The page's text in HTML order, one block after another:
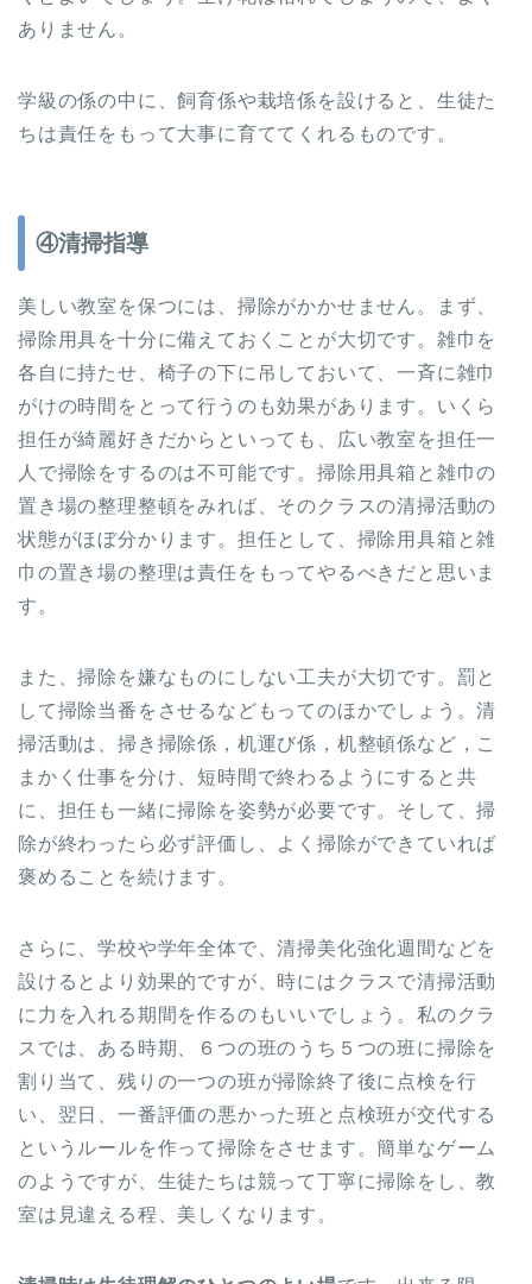
ありません。
学級の係の中に、飼育係や栽培係を設けると、生徒た
ちは責任をもって大事に育ててくれるものです。
④清掃指導
美しい教室を保つには、掃除がかかせません。まず、
掃除用具を十分に備えておくことが大切です。雑巾を
各自に持たせ、椅子の下に吊しておいて、一斉に雑巾
がけの時間をとって行うのも効果があります。いくら
担任が綺麗好きだからといっても、広い教室を担任一
人で掃除をするのは不可能です。掃除用具箱と雑巾の
置き場の整理整頓をみれば、そのクラスの清掃活動の
状態がほぼ分かります。担任として、掃除用具箱と雑
巾の置き場の整理は責任をもってやるべきだと思いま
す。
また、掃除を嫌なものにしない工夫が大切です。罰と
して掃除当番をさせるなどもってのほかでしょう。清
掃活動は、掃き掃除係，机運び係，机整頓係など，こ
まかく仕事を分け、短時間で終わるようにすると共
に、担任も一緒に掃除を姿勢が必要です。そして、掃
除が終わったら必ず評価し、よく掃除ができていれば
褒めることを続けます。
さらに、学校や学年全体で、清掃美化強化週間などを
設けるとより効果的ですが、時にはクラスで清掃活動
に力を入れる期間を作るのもいいでしょう。私のクラ
スでは、ある時期、６つの班のうち５つの班に掃除を
割り当て、残りの一つの班が掃除終了後に点検を行
い、翌日、一番評価の悪かった班と点検班が交代する
というルールを作って掃除をさせます。簡単なゲーム
のようですが、生徒たちは競って丁寧に掃除をし、教
室は見違える程、美しくなります。